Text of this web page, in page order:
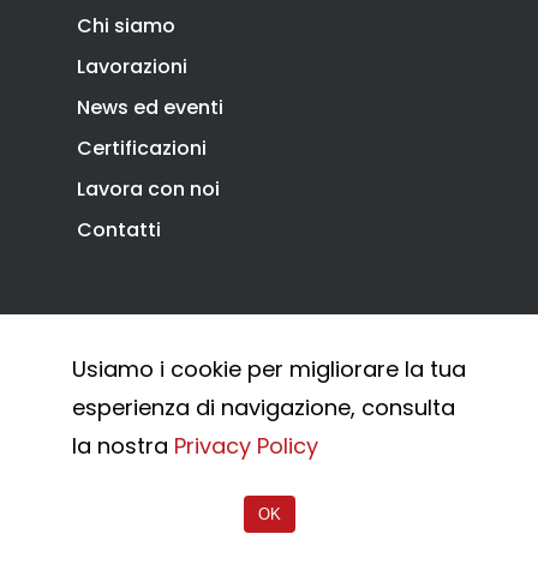
Chi siamo
Lavorazioni
News ed eventi
Certificazioni
Lavora con noi
Contatti
Privacy Policy
Cookie Policy
Whistleblowing
© 2026 Combi Arialdo.
Usiamo i cookie per migliorare la tua
esperienza di navigazione, consulta
la nostra Privacy Policy
OK